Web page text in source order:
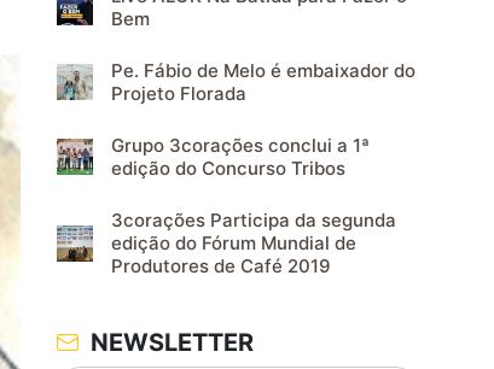
Bem
Pe. Fábio de Melo é embaixador do
Projeto Florada
Grupo 3corações conclui a 1ª
edição do Concurso Tribos
3corações Participa da segunda
edição do Fórum Mundial de
Produtores de Café 2019
NEWSLETTER